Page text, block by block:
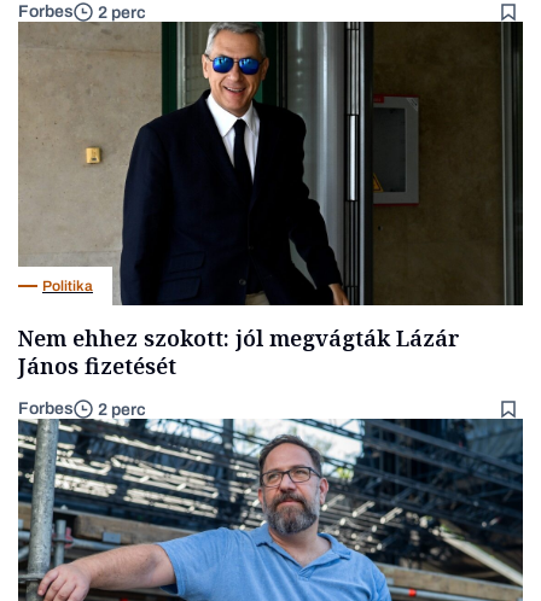
Forbes 2 perc
Politika
Nem ehhez szokott: jól megvágták Lázár
János fizetését
Forbes 2 perc